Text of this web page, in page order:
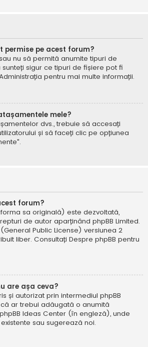
permise pe acest forum?
nu să permită anumite tipuri de
sigur ce tipuri de fișiere pot fi
pentru mai multe informații.
mele?
dvs., trebuie să accesați
și să faceți clic pe opțiunea
forum?
sa originală) este dezvoltată,
de autor aparținând phpBB Limited.
Public License) versiunea 2
liber. Consultați Despre phpBB pentru
are așa ceva?
și autorizat prin intermediul phpBB
ar trebui adăugată o anumită
phpBB Ideas Center (în engleză), unde
sau sugerează noi.